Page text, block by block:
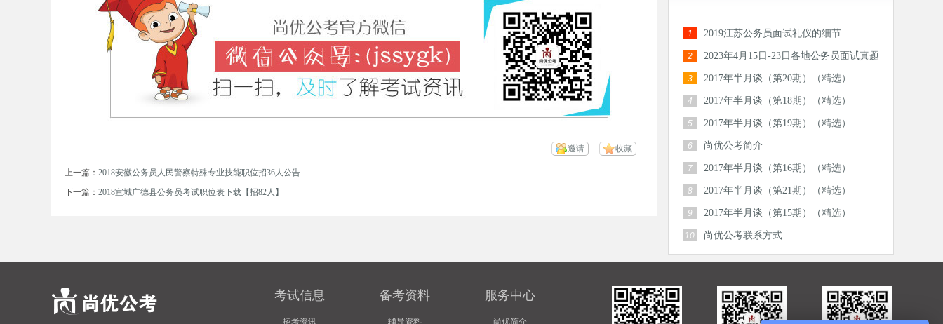
收藏
邀请
上一篇： 2018安徽公务员人民警察特殊专业技能职位招36人公告
下一篇： 2018宣城广德县公务员考试职位表下载【招82人】
1 2019江苏公务员面试礼仪的细节
2
2023年4月15日-23日各地公务员面试真题
汇总
3 2017年半月谈（第20期）（精选）
4 2017年半月谈（第18期）（精选）
5 2017年半月谈（第19期）（精选）
6 尚优公考简介
7 2017年半月谈（第16期）（精选）
8 2017年半月谈（第21期）（精选）
9 2017年半月谈（第15期）（精选）
10 尚优公考联系方式
考试信息
招考资讯
备考资料
辅导资料
服务中心
尚优简介